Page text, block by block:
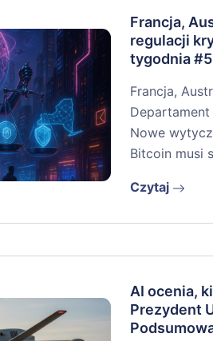
Francja,
regulacji
tygodnia
Francja,
Nowe
Bitcoin musi
Czytaj
AI ocenia,
Prezydent